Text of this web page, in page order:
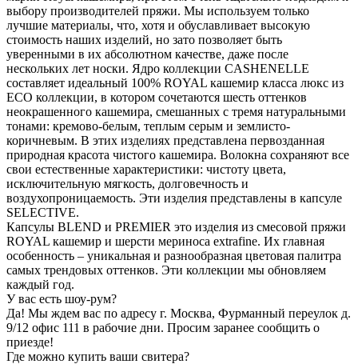
выбору производителей пряжи. Мы используем только
лучшие материалы, что, хотя и обуславливает высокую
стоимость наших изделий, но зато позволяет быть
уверенными в их абсолютном качестве, даже после
нескольких лет носки. Ядро коллекции CASHENELLE
составляет идеальный 100% ROYAL кашемир класса люкс из
ECO коллекции, в котором сочетаются шесть оттенков
неокрашенного кашемира, смешанных с тремя натуральными
тонами: кремово-белым, теплым серым и землисто-
коричневым. В этих изделиях представлена первозданная
природная красота чистого кашемира. Волокна сохраняют все
свои естественные характеристики: чистоту цвета,
исключительную мягкость, долговечность и
воздухопроницаемость. Эти изделия представлены в капсуле
SELECTIVE.
Капсулы BLEND и PREMIER это изделия из смесовой пряжи
ROYAL кашемир и шерсти мериноса extrafine. Их главная
особенность – уникальная и разнообразная цветовая палитра
самых трендовых оттенков. Эти коллекции мы обновляем
каждый год.
У вас есть шоу-рум?
Да! Мы ждем вас по адресу г. Москва, Фурманный переулок д.
9/12 офис 111 в рабочие дни. Просим заранее сообщить о
приезде!
Где можно купить ваши свитера?